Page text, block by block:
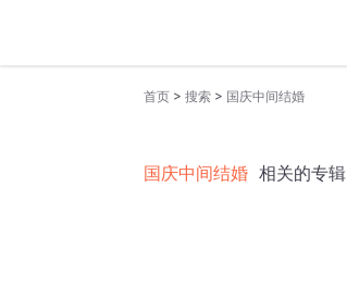
首页 > 搜索 > 国庆中间结婚
国庆中间结婚 相关的专辑